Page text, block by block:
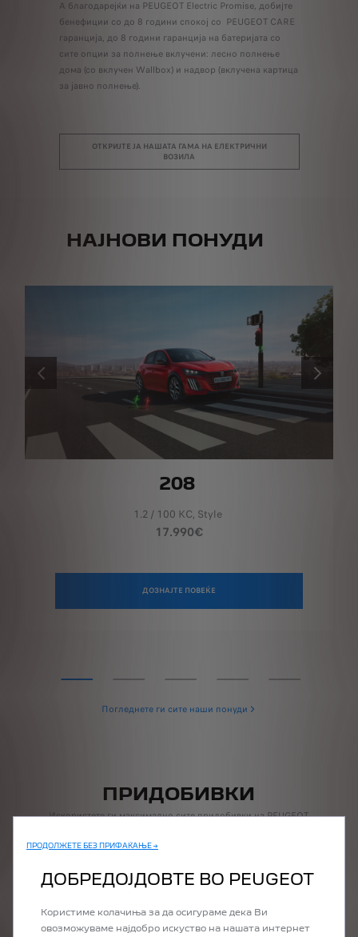
А благодарејќи на PEUGEOT Electric Promise, добијте
бенефиции со до 8 години спокој со PEUGEOT CARE
гаранција, до 8 години гаранција на батеријата со
сите опции за полнење вклучени: лесно полнење
дома (со вклучен Wallbox) и надвор (вклучена картица
за јавно полнење).
ОТКРИЈТЕ ЈА НАШАТА ГАМА НА ЕЛЕКТРИЧНИ
ВОЗИЛА
НАЈНОВИ ПОНУДИ
PRÉCÉDENT
208
1.2 / 100 КС, Style
17.990€
ДОЗНАЈТЕ ПОВЕЌЕ
Погледнете ги сите наши понуди
ПРИДОБИВКИ
Искористете ги максимално сите придобивки на PEUGEOT
Побарајте понуда или закажете тест возење за вашето идно
ПРОДОЛЖЕТЕ БЕЗ ПРИФАЌАЊЕ →
ДОБРЕДОЈДОВТЕ ВО PEUGEOT
Користиме колачиња за да осигураме дека Ви
овозможуваме најдобро искуство на нашата интернет